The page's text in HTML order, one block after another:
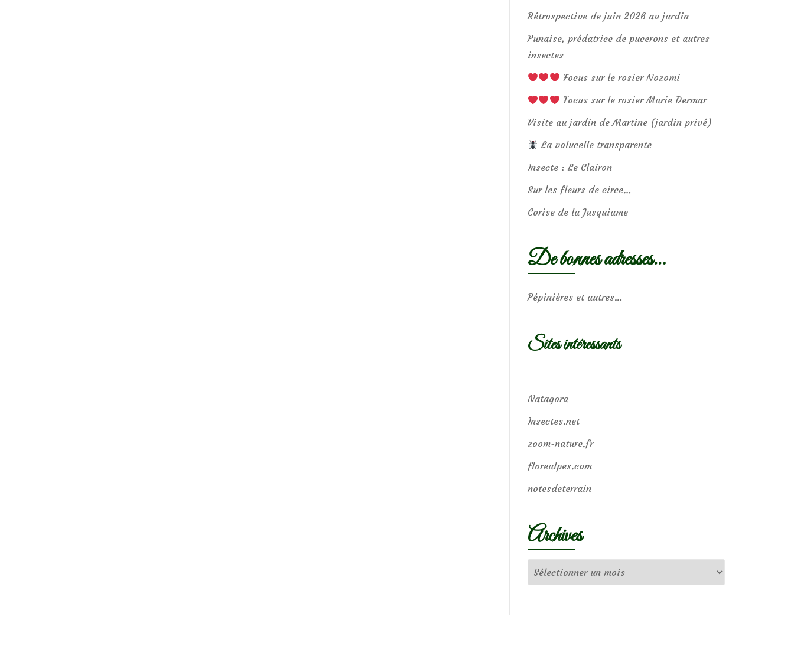
Rétrospective de juin 2026 au jardin
Punaise, prédatrice de pucerons et autres
insectes
Focus sur le rosier Nozomi
Focus sur le rosier Marie Dermar
Visite au jardin de Martine (jardin privé)
La volucelle transparente
Insecte : Le Clairon
Sur les fleurs de circe…
Corise de la Jusquiame
De bonnes adresses…
Pépinières et autres…
Sites intéressants
Natagora
Insectes.net
zoom-nature.fr
florealpes.com
notesdeterrain
Archives
Archives